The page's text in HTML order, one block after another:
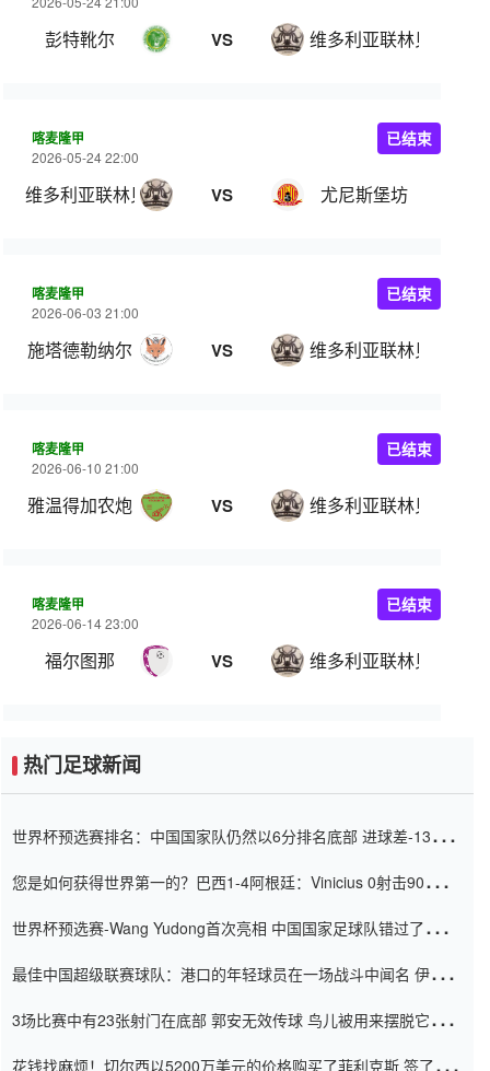
彭特靴尔 VS 维多利亚联林贝
喀麦隆甲
2026-05-24 22:00
维多利亚联林贝 VS 尤尼斯堡坊
已结束
喀麦隆甲
2026-06-03 21:00
施塔德勒纳尔 VS 维多利亚联林贝
已结束
喀麦隆甲
2026-06-10 21:00
雅温得加农炮 VS 维多利亚联林贝
已结束
喀麦隆甲
2026-06-14 23:00
福尔图那 VS 维多利亚联林贝
已结束
热门足球新闻
世界杯预选赛排名：中国国家队仍然以6分排名底部 进球差-13令人
您是如何获得世界第一的？巴西1-4阿根廷：Vinicius 0射击90分钟
世界杯预选赛-Wang Yudong首次亮相 中国国家足球队错过了世界
最佳中国超级联赛球队：港口的年轻球员在一场战斗中闻名 伊万放
3场比赛中有23张射门在底部 郭安无效传球 鸟儿被用来摆脱它
花钱找麻烦！切尔西以5200万美元的价格购买了菲利克斯 签了7年